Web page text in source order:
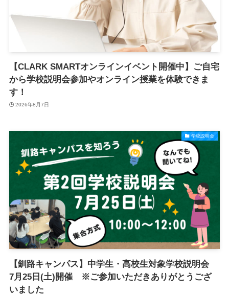
【CLARK SMARTオンラインイベント開催中】ご自宅
から学校説明会参加やオンライン授業を体験できま
す！
2026年8月7日
学校説明会
【釧路キャンパス】中学生・高校生対象学校説明会
7月25日(土)開催 ※ご参加いただきありがとうござ
いました